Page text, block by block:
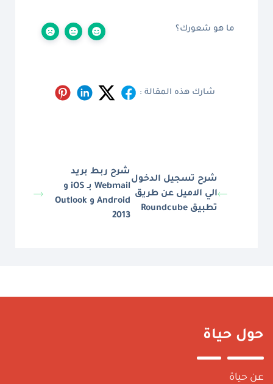
ما هو شعورك؟
شارك هذه المقالة :
شرح تسجيل الدخول
الي الاميل عن طريق
تطبيق Roundcube
شرح ربط بريد
Webmail بـ iOS و
Android و Outlook
2013
حياة
حياة